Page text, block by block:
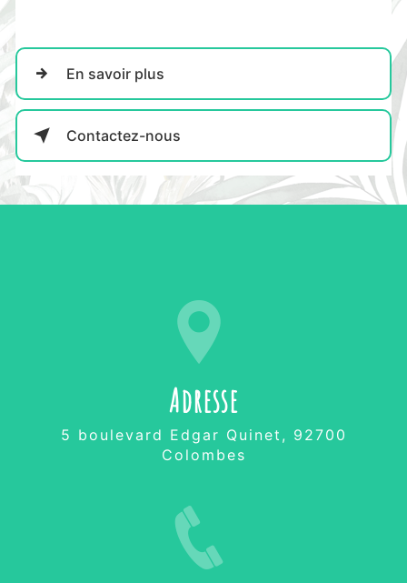
En savoir plus
Contactez-nous
Adresse
5 boulevard Edgar Quinet, 92700
Colombes